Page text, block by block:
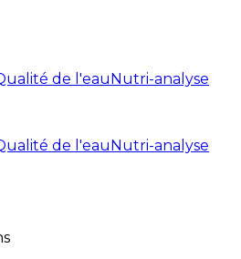
de l'eauNutri-analyse
de l'eauNutri-analyse